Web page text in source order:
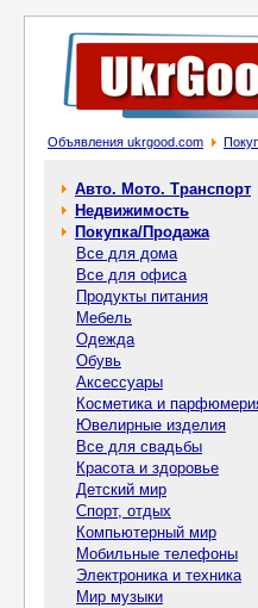
Объявления ukrgood.com
Авто. Мото. Транспорт
Недвижимость
Покупка/Продажа
Все для дома
Все для офиса
Продукты питания
Мебель
Одежда
Обувь
Аксессуары
Косметика и
Ювелирные изделия
Все для свадьбы
Красота и здоровье
Детский мир
Спорт, отдых
Компьютерный мир
Мобильные телефоны
Электроника и техника
Мир музыки